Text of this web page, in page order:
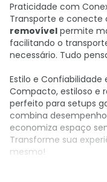
Praticidade com
Transporte e conecte
removível permite
facilitando o
necessário. Tudo
Estilo e
Compacto, estiloso e
perfeito para setups
combina
economiza espaço
Transforme sua
mesmo!